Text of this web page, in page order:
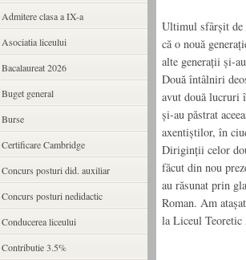
Ultimul sfârşit de
că o nouă
alte generaţii şi-
Două întâlniri
avut două lucruri
şi-au păstrat
axentiştilor, în
Diriginţii celor
făcut din nou
au răsunat prin
Roman. Am
la Liceul Teoretic
Admitere clasa a IX-a
Asociatia liceului
Bacalaureat 2026
Buget general
Burse
Certificare Cambridge
Concurs posturi did. auxiliar
Concurs posturi nedidactic
Conducerea liceului
Contributie 3.5%